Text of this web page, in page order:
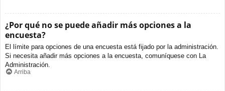
¿Por qué no se puede añadir más opciones a la
encuesta?
El límite para opciones de una encuesta está fijado por la administración.
Si necesita añadir más opciones a la encuesta, comuníquese con La
Administración.
Arriba